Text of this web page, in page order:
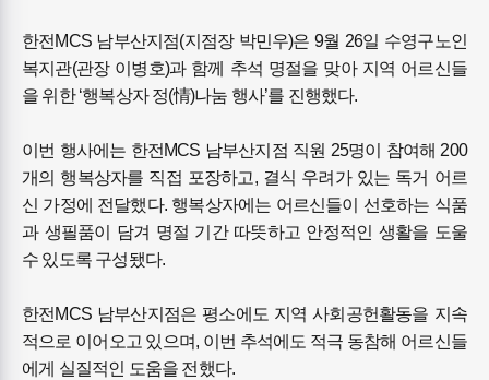
한전MCS 남부산지점(지점장 박민우)은 9월 26일 수영구노인
복지관(관장 이병호)과 함께 추석 명절을 맞아 지역 어르신들
을 위한 ‘행복상자 정(情)나눔 행사’를 진행했다.
이번 행사에는 한전MCS 남부산지점 직원 25명이 참여해 200
개의 행복상자를 직접 포장하고, 결식 우려가 있는 독거 어르
신 가정에 전달했다. 행복상자에는 어르신들이 선호하는 식품
과 생필품이 담겨 명절 기간 따뜻하고 안정적인 생활을 도울
수 있도록 구성됐다.
한전MCS 남부산지점은 평소에도 지역 사회공헌활동을 지속
적으로 이어오고 있으며, 이번 추석에도 적극 동참해 어르신들
에게 실질적인 도움을 전했다.